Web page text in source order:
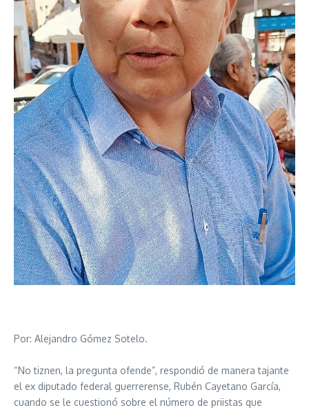
Por: Alejandro Gómez Sotelo.
“No tiznen, la pregunta ofende”, respondió de manera tajante
el ex diputado federal guerrerense, Rubén Cayetano García,
cuando se le cuestionó sobre el número de priistas que